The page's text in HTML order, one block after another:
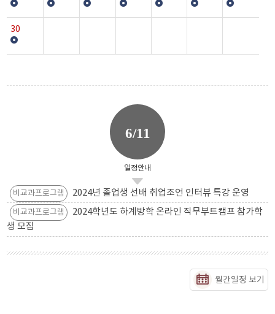
30
6/11
일정안내
비교과프로그램 2024년 졸업생 선배 취업조언 인터뷰 특강 운영
비교과프로그램
2024학년도 하계방학 온라인 직무부트캠프 참가학
생 모집
월간일정 보기